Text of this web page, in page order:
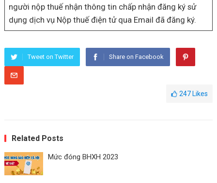
người nộp thuế nhận thông tin chấp nhận đăng ký sử
dụng dịch vụ Nộp thuế điện tử qua Email đã đăng ký.
Tweet on Twitter Share on Facebook
247 Likes
Related Posts
Mức đóng BHXH 2023